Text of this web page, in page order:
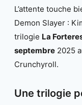
L’attente touche
Demon Slayer :
trilogie La
septembre 2025
Crunchyroll.
Une trilogie